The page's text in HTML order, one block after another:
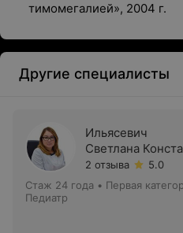
тимомегалией», 2004 г.
Другие специалисты
Ильясевич
Светлана
2 отзыва
5.0
Стаж 24 года • Первая
Педиатр